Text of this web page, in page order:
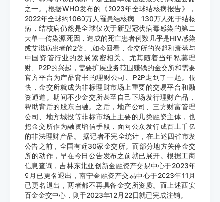
之一。,根据WHO发布的《2023年全球结核病报告》，
2022年全球约1060万人罹患结核病，130万人死于结核
病，结核病仍然是全球仅次于新型冠状病毒感染的第二
大单一传染源死因，造成的死亡患者例数几乎是HIV感染
或艾滋病患者的2倍。,如今回看，金交所的兴起和衰落与
中国资管行业的发展紧密相关。尤其随着当年私募理
财、P2P的兴起，需要扩展业务范围赚钱的金交所和需要
官方平台为产品背书的理财公司、P2P走到了一起。很
快，金交所就成为非标理财市场上重要的交易平台和融
资通道。期间不少金交所甚至自己下场发行理财产品，
帮助背后的股东自融。之后，地产公司、三方财富管理
公司、地方城投等非标市场上主要的几类融资主体，也
把金交所作为融资增信手段，面向公众发行成百上千亿
的非法理财产品。,据记者不完全统计，在上述四省市发
公告之前，全国有近30家金交所。而部分地方关停金交
所的动作，早在今日公告发布之前就已展开。根据工商
信息查询，吉林东北亚创新金融资产交易中心于2023年
9月已更名退出，南宁金融资产交易中心于2023年11月
已更名退出，两者都不再具备金交所资质。而上述西安
百金金交中心，则于2023年12月22日就已完成注销。